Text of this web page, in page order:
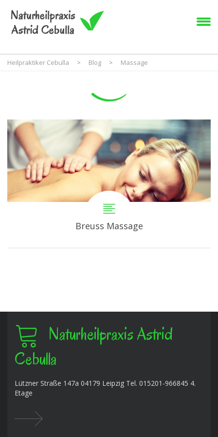
Heilpraktiker Cebulla > Blog > Massage
Breuss Massage
Naturheilpraxis Astrid
Cebulla
Lützner Straße 147a 04179 Leipzig Tel. 015201-966845 4.
Etage